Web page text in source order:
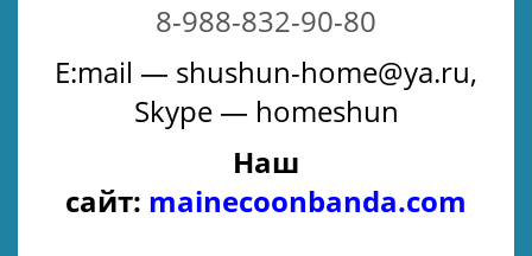
8-988-832-90-80
E:mail — shushun-home@ya.ru,
Skype — homeshun
Наш
сайт: mainecoonbanda.com